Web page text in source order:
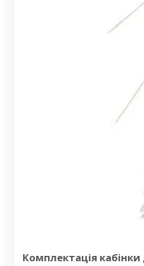
Комплектація